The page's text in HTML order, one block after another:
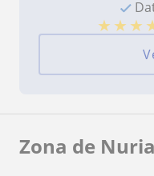
★ ★ ★
Zona de Nuria